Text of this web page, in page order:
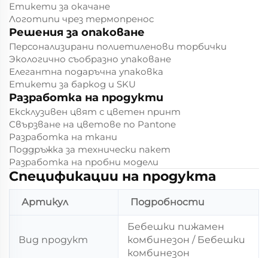
Етикети за окачане
Логотипи чрез термопренос
Решения за опаковане
Персонализирани полиетиленови торбички
Экологично съобразно упаковане
Елегантна подаръчна упаковка
Етикети за баркод и SKU
Разработка на продукти
Ексклузивен цвят с цветен принт
Свързване на цветове по Pantone
Разработка на ткани
Поддръжка за технически пакет
Разработка на пробни модели
Спецификации на продукта
Артикул Подробности
Вид продукт
Бебешки пижамен
комбинезон / Бебешки
комбинезон